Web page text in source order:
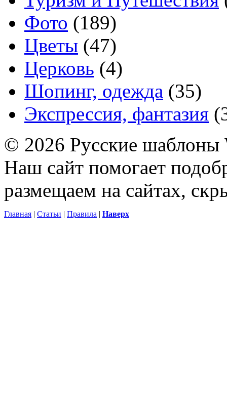
Фото (189)
Цветы (47)
Церковь (4)
Шопинг, одежда (35)
Экспрессия, фантазия
© 2026 Русские шаблоны
Наш сайт помогает
размещаем на сайтах,
Главная | Статьи | Правила | Наверх